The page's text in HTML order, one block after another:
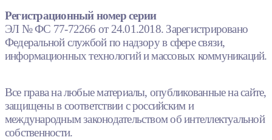
Регистрационный номер серии
ЭЛ № ФС 77-72266 от 24.01.2018. Зарегистрировано
Федеральной службой по надзору в сфере связи,
информационных технологий и массовых коммуникаций.
Все права на любые материалы, опубликованные на сайте,
защищены в соответствии с российским и
международным законодательством об интеллектуальной
собственности.